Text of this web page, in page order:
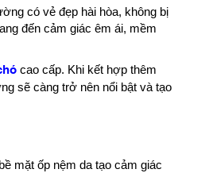
có vẻ đẹp hài hòa, không bị
đến cảm giác êm ái, mềm
cao cấp. Khi kết hợp thêm
sẽ càng trở nên nổi bật và tạo
mặt ốp nệm da tạo cảm giác